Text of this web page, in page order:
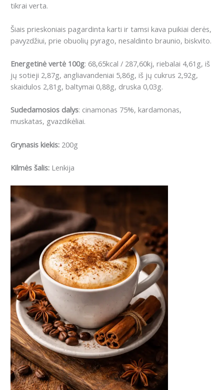
tikrai verta.
Šiais prieskoniais pagardinta karti ir tamsi kava puikiai derės,
pavyzdžiui, prie obuolių pyrago, nesaldinto braunio, biskvito.
Energetinė vertė 100g: 68,65kcal / 287,60kj, riebalai 4,61g, iš
jų sotieji 2,87g, angliavandeniai 5,86g, iš jų cukrus 2,92g,
skaidulos 2,81g, baltymai 0,88g, druska 0,03g.
Sudedamosios dalys: cinamonas 75%, kardamonas,
muskatas, gvazdikėliai.
Grynasis kiekis: 200g
Kilmės šalis: Lenkija